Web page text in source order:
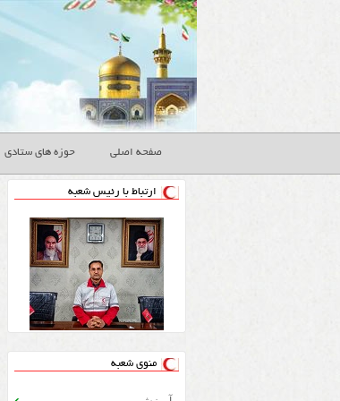
صفحه اصلی حوزه های ستادی
ارتباط با رئیس شعبه
منوی شعبه